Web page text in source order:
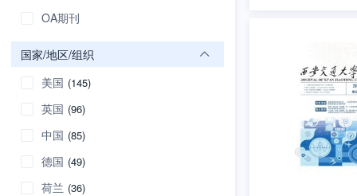
OA期刊
国家/地区/组织
美国 (145)
英国 (96)
中国 (85)
德国 (49)
荷兰 (36)